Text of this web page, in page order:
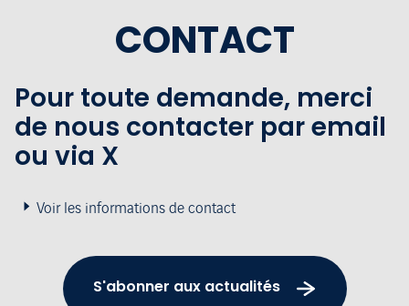
CONTACT
Pour toute demande, merci
de nous contacter par email
ou via X
Voir les informations de contact
S'abonner aux actualités